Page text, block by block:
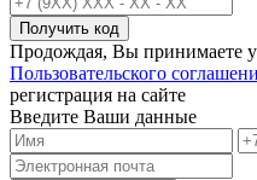
Получить код
Продождая, Вы принимаете
Пользовательского
регистрация на сайте
Введите Ваши данные